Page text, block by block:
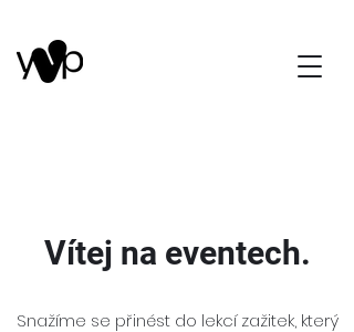
Vítej na eventech.
Snažíme se přinést do lekcí zažitek, který